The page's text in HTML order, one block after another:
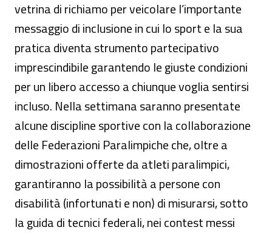
vetrina di richiamo per veicolare l’importante
messaggio di inclusione in cui lo sport e la sua
pratica diventa strumento partecipativo
imprescindibile garantendo le giuste condizioni
per un libero accesso a chiunque voglia sentirsi
incluso. Nella settimana saranno presentate
alcune discipline sportive con la collaborazione
delle Federazioni Paralimpiche che, oltre a
dimostrazioni offerte da atleti paralimpici,
garantiranno la possibilità a persone con
disabilità (infortunati e non) di misurarsi, sotto
la guida di tecnici federali, nei contest messi